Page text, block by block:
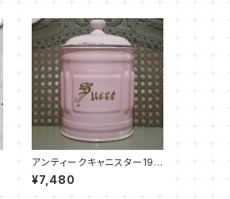
アンティークキャニスター192
0 -Sucre 砂糖-
¥7,480